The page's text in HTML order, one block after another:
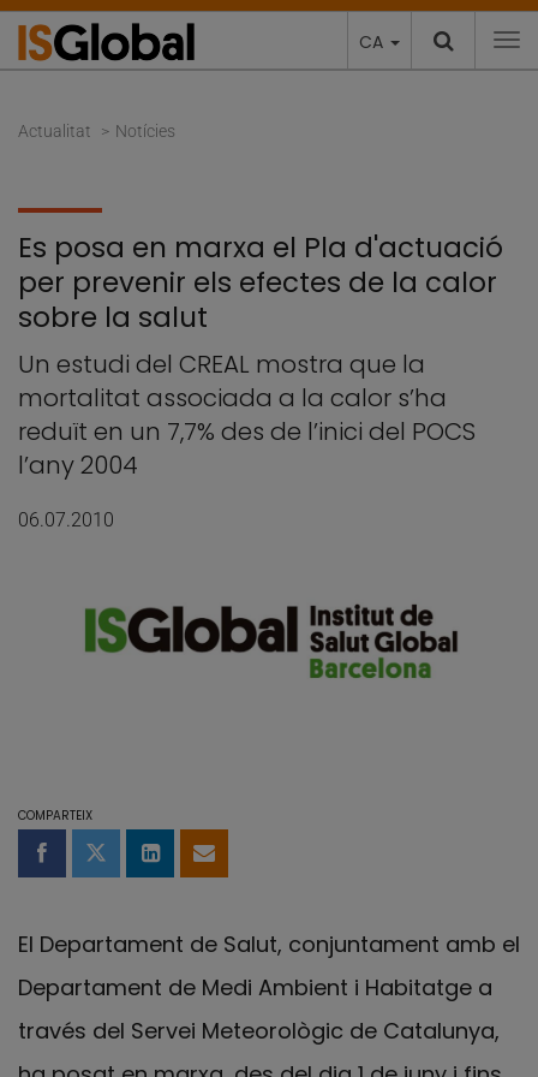
CA
Actualitat Notícies
Es posa en marxa el Pla d'actuació
per prevenir els efectes de la calor
sobre la salut
Un estudi del CREAL mostra que la
mortalitat associada a la calor s’ha
reduït en un 7,7% des de l’inici del POCS
l’any 2004
06.07.2010
COMPARTEIX
Compartir a Facebook
Compartir a Twitter
Comparteix a LinkedIn
Comparteix per email
El Departament de Salut, conjuntament amb el
Departament de Medi Ambient i Habitatge a
través del Servei Meteorològic de Catalunya,